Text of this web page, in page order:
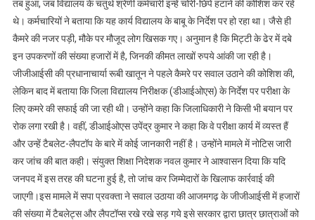
गए
लाखों
के
टैबलेट
और
लैपटॉप
धन
की
बर्बादी
पर
सपा
प्रवक्ता
ने
तब हुआ, जब विद्यालय के चतुर्थ श्रेणी कर्मचारी इन्हें चोरी-छिपे हटाने की कोशिश कर रहे
थे। कर्मचारियों ने बताया कि यह कार्य विद्यालय के बाबू के निर्देश पर हो रहा था। जैसे ही
कैमरे की नजर पड़ी, मौके पर मौजूद लोग खिसक गए। अनुमान है कि मिट्टी के ढेर में दबे
इन उपकरणों की संख्या हजारों में है, जिनकी कीमत लाखों रुपये आंकी जा रही है।
जीजीआईसी की प्रधानाचार्या रूबी खातून ने पहले कैमरे पर सवाल उठाने की कोशिश की,
लेकिन बाद में बताया कि जिला विद्यालय निरीक्षक (डीआईओएस) के निर्देश पर परीक्षा के
लिए कमरे की सफाई की जा रही थी। उन्होंने कहा कि जिलाधिकारी ने किसी भी बयान पर
रोक लगा रखी है। वहीं, डीआईओएस उपेंद्र कुमार ने कहा कि वे परीक्षा कार्य में व्यस्त हैं
और उन्हें टैबलेट-लैपटॉप के बारे में कोई जानकारी नहीं है। उन्होंने मामले में नोटिस जारी
कर जांच की बात कही। संयुक्त शिक्षा निदेशक नवल कुमार ने आश्वासन दिया कि यदि
जनपद में इस तरह की घटना हुई है, तो जांच कर जिम्मेदारों के खिलाफ कार्रवाई की
जाएगी।इस मामले में सपा प्रवक्ता ने सवाल उठाया की आजमगढ़ के जीजीआईसी में हजारों
की संख्या में टैबलेट्स और लैपटॉप्स रखे रखे सड़ गये इसे सरकार द्वारा छात्र छात्राओं को